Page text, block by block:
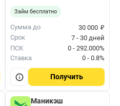
Займ бесплатно
Сумма до 30 000 ₽
Срок
7 - 30 дней
ПСК
0 - 292.000%
Ставка
0 - 0.8%
Получить
Маникэш